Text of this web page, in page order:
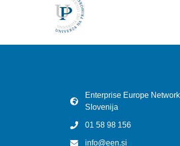
Enterprise Europe
SIovenija
01 58 98 156
info@een.si